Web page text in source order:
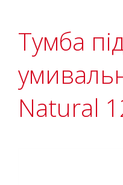
Тумба
Natural